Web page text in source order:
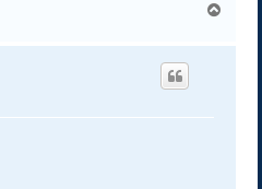
g